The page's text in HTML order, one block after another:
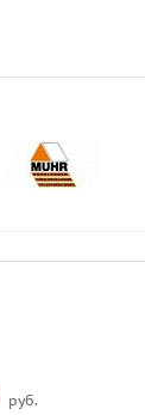
руб.